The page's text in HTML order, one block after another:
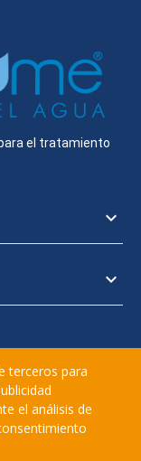
el tratamiento


terceros para
el análisis de